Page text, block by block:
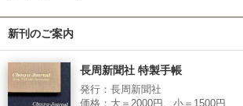
新刊のご案内
長周新聞社 特製手帳
発行：長周新聞社
価格：大＝2000円、小＝1500円